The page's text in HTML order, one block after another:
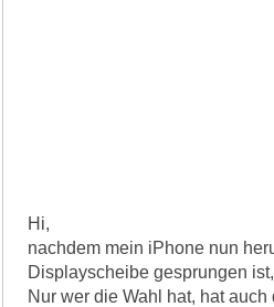
Hi,
nachdem mein iPhone nun
Displayscheibe gesprungen
Nur wer die Wahl hat, hat auch